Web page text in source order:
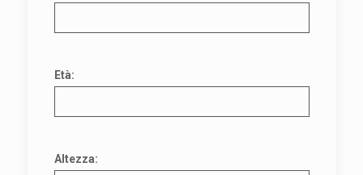
Età:
Altezza: